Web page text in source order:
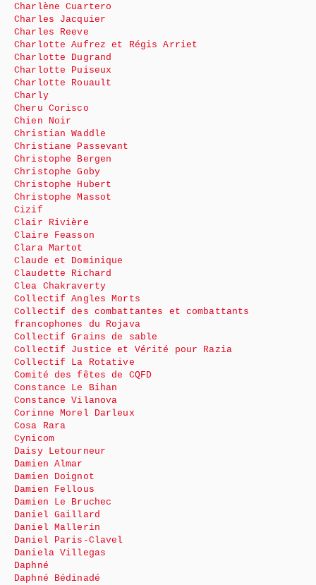
Charlène Cuartero
Charles Jacquier
Charles Reeve
Charlotte Aufrez et Régis Arriet
Charlotte Dugrand
Charlotte Puiseux
Charlotte Rouault
Charly
Cheru Corisco
Chien Noir
Christian Waddle
Christiane Passevant
Christophe Bergen
Christophe Goby
Christophe Hubert
Christophe Massot
Cizif
Clair Rivière
Claire Feasson
Clara Martot
Claude et Dominique
Claudette Richard
Clea Chakraverty
Collectif Angles Morts
Collectif des combattantes et combattants
francophones du Rojava
Collectif Grains de sable
Collectif Justice et Vérité pour Razia
Collectif La Rotative
Comité des fêtes de CQFD
Constance Le Bihan
Constance Vilanova
Corinne Morel Darleux
Cosa Rara
Cynicom
Daisy Letourneur
Damien Almar
Damien Doignot
Damien Fellous
Damien Le Bruchec
Daniel Gaillard
Daniel Mallerin
Daniel Paris-Clavel
Daniela Villegas
Daphné
Daphné Bédinadé